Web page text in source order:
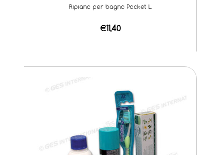
Ripiano per bagno Pocket L
€11,40